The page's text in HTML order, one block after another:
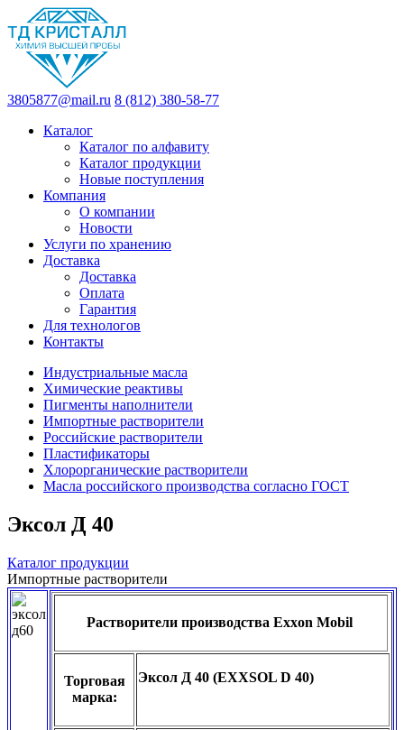
3805877@mail.ru 8 (812) 380-58-77
Каталог
Каталог по алфавиту
Каталог продукции
Новые поступления
Компания
О компании
Новости
Услуги по хранению
Доставка
Доставка
Оплата
Гарантия
Для технологов
Контакты
Индустриальные масла
Химические реактивы
Пигменты наполнители
Импортные растворители
Российские растворители
Пластификаторы
Хлорорганические растворители
Масла российского производства согласно ГОСТ
Эксол Д 40
Каталог продукции
Импортные растворители
Растворители производства Exxon Mobil
Торговая
марка:
Эксол Д 40 (EXXSOL D 40)